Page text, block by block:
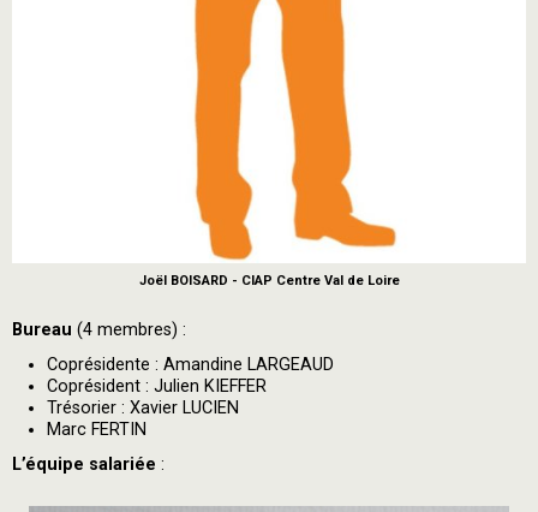
Joël BOISARD - CIAP Centre Val de Loire
Bureau (4 membres) :
Coprésidente : Amandine LARGEAUD
Coprésident : Julien KIEFFER
Trésorier : Xavier LUCIEN
Marc FERTIN
L’équipe salariée :